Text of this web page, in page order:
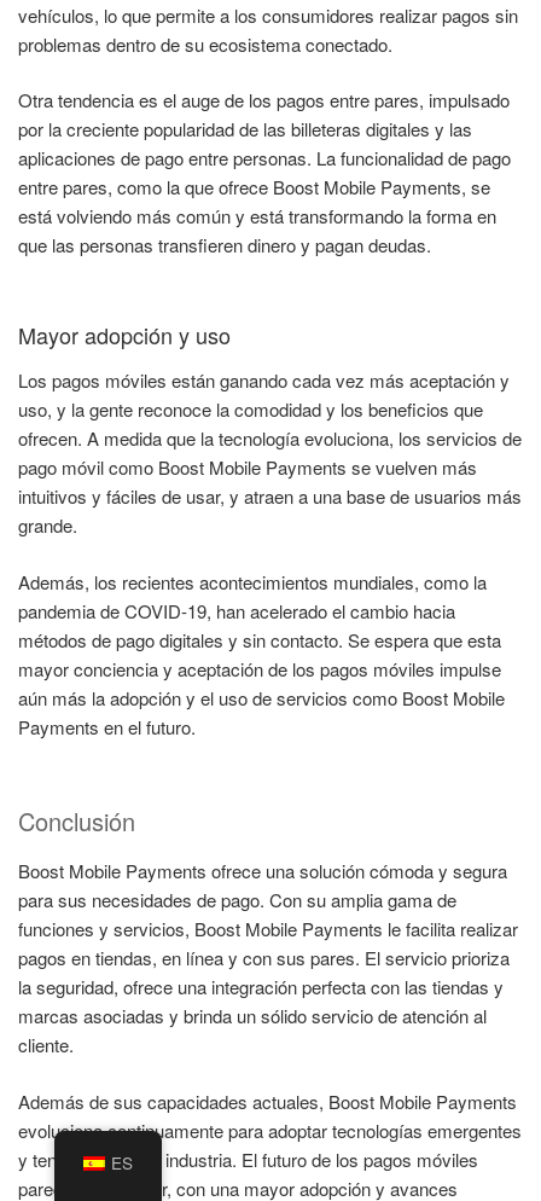
vehículos, lo que permite a los consumidores realizar pagos sin
problemas dentro de su ecosistema conectado.
Otra tendencia es el auge de los pagos entre pares, impulsado
por la creciente popularidad de las billeteras digitales y las
aplicaciones de pago entre personas. La funcionalidad de pago
entre pares, como la que ofrece Boost Mobile Payments, se
está volviendo más común y está transformando la forma en
que las personas transfieren dinero y pagan deudas.
Mayor adopción y uso
Los pagos móviles están ganando cada vez más aceptación y
uso, y la gente reconoce la comodidad y los beneficios que
ofrecen. A medida que la tecnología evoluciona, los servicios de
pago móvil como Boost Mobile Payments se vuelven más
intuitivos y fáciles de usar, y atraen a una base de usuarios más
grande.
Además, los recientes acontecimientos mundiales, como la
pandemia de COVID-19, han acelerado el cambio hacia
métodos de pago digitales y sin contacto. Se espera que esta
mayor conciencia y aceptación de los pagos móviles impulse
aún más la adopción y el uso de servicios como Boost Mobile
Payments en el futuro.
Conclusión
Boost Mobile Payments ofrece una solución cómoda y segura
para sus necesidades de pago. Con su amplia gama de
funciones y servicios, Boost Mobile Payments le facilita realizar
pagos en tiendas, en línea y con sus pares. El servicio prioriza
la seguridad, ofrece una integración perfecta con las tiendas y
marcas asociadas y brinda un sólido servicio de atención al
cliente.
Además de sus capacidades actuales, Boost Mobile Payments
evoluciona continuamente para adoptar tecnologías emergentes
y tendencias de la industria. El futuro de los pagos móviles
parece prometedor, con una mayor adopción y avances
ES